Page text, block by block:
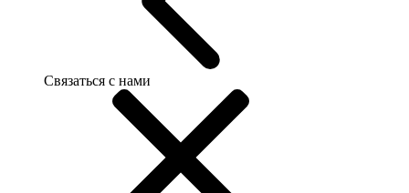
Связаться с нами